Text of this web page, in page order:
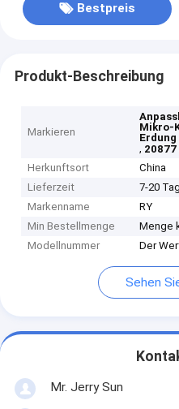
Bestpreis
Produkt-Beschreibung
Markieren
Mikro-
Erdung
,
Herkunftsort
China
Lieferzeit
7-20
Markenname
RY
Min Bestellmenge
Menge
Modellnummer
Der
Sehen
Mr. Jerry Sun